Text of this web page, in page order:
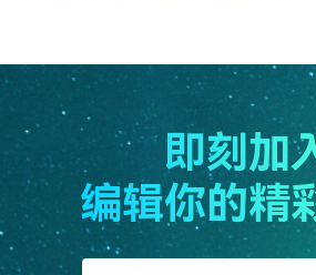
即刻加
编辑你的精